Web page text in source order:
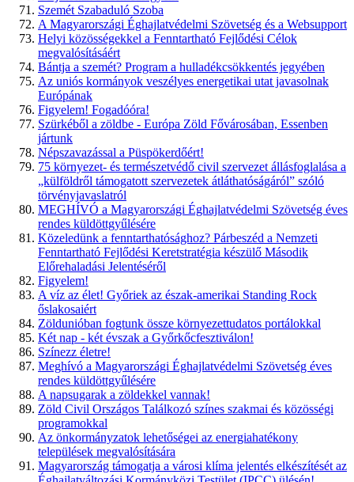
Szemét Szabaduló Szoba
A Magyarországi Éghajlatvédelmi Szövetség és a Websupport
Helyi közösségekkel a Fenntartható Fejlődési Célok
megvalósításáért
Bántja a szemét? Program a hulladékcsökkentés jegyében
Az uniós kormányok veszélyes energetikai utat javasolnak
Európának
Figyelem! Fogadóóra!
Szürkéből a zöldbe - Európa Zöld Fővárosában, Essenben
jártunk
Népszavazással a Püspökerdőért!
75 környezet- és természetvédő civil szervezet állásfoglalása a
„külföldről támogatott szervezetek átláthatóságáról” szóló
törvényjavaslatról
MEGHÍVÓ a Magyarországi Éghajlatvédelmi Szövetség éves
rendes küldöttgyűlésére
Közeledünk a fenntarthatósághoz? Párbeszéd a Nemzeti
Fenntartható Fejlődési Keretstratégia készülő Második
Előrehaladási Jelentéséről
Figyelem!
A víz az élet! Győriek az észak-amerikai Standing Rock
őslakosaiért
Zöldunióban fogtunk össze környezettudatos portálokkal
Két nap - két évszak a Győrkőcfesztiválon!
Színezz életre!
Meghívó a Magyarországi Éghajlatvédelmi Szövetség éves
rendes küldöttgyűlésére
A napsugarak a zöldekkel vannak!
Zöld Civil Országos Találkozó színes szakmai és közösségi
programokkal
Az önkormányzatok lehetőségei az energiahatékony
települések megvalósítására
Magyarország támogatja a városi klíma jelentés elkészítését az